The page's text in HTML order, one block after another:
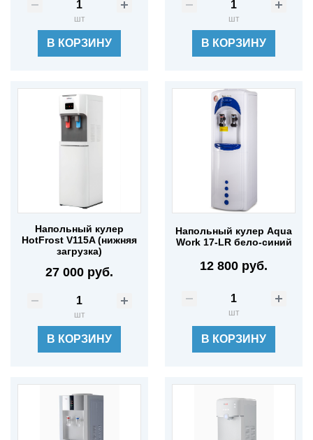
шт
В КОРЗИНУ
шт
В КОРЗИНУ
Напольный кулер
HotFrost V115A (нижняя
загрузка)
27 000 руб.
шт
В КОРЗИНУ
Напольный кулер Aqua
Work 17-LR бело-синий
12 800 руб.
шт
В КОРЗИНУ